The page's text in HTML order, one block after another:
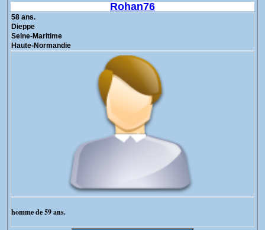
Rohan76
58 ans.
Dieppe
Seine-Maritime
Haute-Normandie
homme de 59 ans.